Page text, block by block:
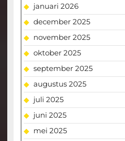
januari 2026
december 2025
november 2025
oktober 2025
september 2025
augustus 2025
juli 2025
juni 2025
mei 2025